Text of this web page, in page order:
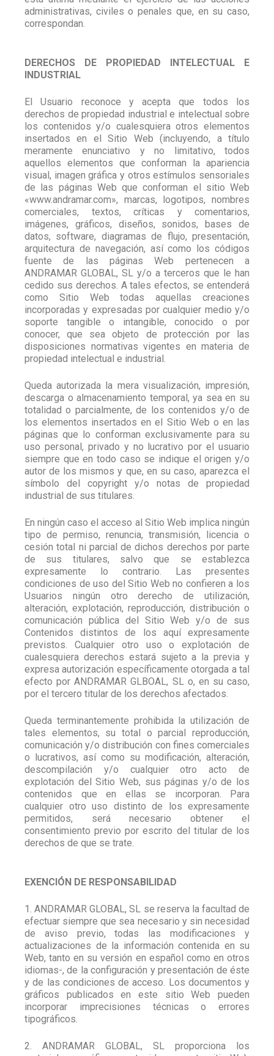
administrativas, civiles o penales que, en su caso,
correspondan.
DERECHOS DE PROPIEDAD INTELECTUAL E
INDUSTRIAL
El Usuario reconoce y acepta que todos los
derechos de propiedad industrial e intelectual sobre
los contenidos y/o cualesquiera otros elementos
insertados en el Sitio Web (incluyendo, a título
meramente enunciativo y no limitativo, todos
aquellos elementos que conforman la apariencia
visual, imagen gráfica y otros estímulos sensoriales
de las páginas Web que conforman el sitio Web
«www.andramar.com», marcas, logotipos, nombres
comerciales, textos, críticas y comentarios,
imágenes, gráficos, diseños, sonidos, bases de
datos, software, diagramas de flujo, presentación,
arquitectura de navegación, así como los códigos
fuente de las páginas Web pertenecen a
ANDRAMAR GLOBAL, SL y/o a terceros que le han
cedido sus derechos. A tales efectos, se entenderá
como Sitio Web todas aquellas creaciones
incorporadas y expresadas por cualquier medio y/o
soporte tangible o intangible, conocido o por
conocer, que sea objeto de protección por las
disposiciones normativas vigentes en materia de
propiedad intelectual e industrial.
Queda autorizada la mera visualización, impresión,
descarga o almacenamiento temporal, ya sea en su
totalidad o parcialmente, de los contenidos y/o de
los elementos insertados en el Sitio Web o en las
páginas que lo conforman exclusivamente para su
uso personal, privado y no lucrativo por el usuario
siempre que en todo caso se indique el origen y/o
autor de los mismos y que, en su caso, aparezca el
símbolo del copyright y/o notas de propiedad
industrial de sus titulares.
En ningún caso el acceso al Sitio Web implica ningún
tipo de permiso, renuncia, transmisión, licencia o
cesión total ni parcial de dichos derechos por parte
de sus titulares, salvo que se establezca
expresamente lo contrario. Las presentes
condiciones de uso del Sitio Web no confieren a los
Usuarios ningún otro derecho de utilización,
alteración, explotación, reproducción, distribución o
comunicación pública del Sitio Web y/o de sus
Contenidos distintos de los aquí expresamente
previstos. Cualquier otro uso o explotación de
cualesquiera derechos estará sujeto a la previa y
expresa autorización específicamente otorgada a tal
efecto por ANDRAMAR GLBOAL, SL o, en su caso,
por el tercero titular de los derechos afectados.
Queda terminantemente prohibida la utilización de
tales elementos, su total o parcial reproducción,
comunicación y/o distribución con fines comerciales
o lucrativos, así como su modificación, alteración,
descompilación y/o cualquier otro acto de
explotación del Sitio Web, sus páginas y/o de los
contenidos que en ellas se incorporan. Para
cualquier otro uso distinto de los expresamente
permitidos, será necesario obtener el
consentimiento previo por escrito del titular de los
derechos de que se trate.
EXENCIÓN DE RESPONSABILIDAD
1. ANDRAMAR GLOBAL, SL se reserva la facultad de
efectuar siempre que sea necesario y sin necesidad
de aviso previo, todas las modificaciones y
actualizaciones de la información contenida en su
Web, tanto en su versión en español como en otros
idiomas-, de la configuración y presentación de éste
y de las condiciones de acceso. Los documentos y
gráficos publicados en este sitio Web pueden
incorporar imprecisiones técnicas o errores
tipográficos.
2. ANDRAMAR GLOBAL, SL proporciona los